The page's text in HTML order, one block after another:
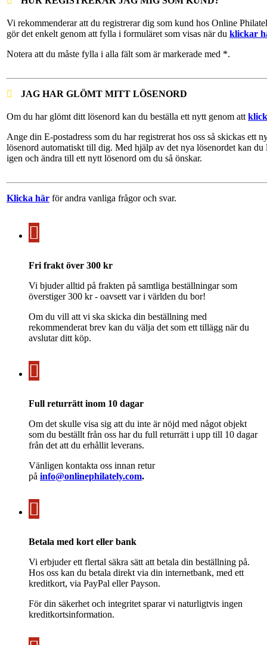
Vi rekommenderar att du registrerar dig som kund hos Online
gör det enkelt genom att fylla i formuläret som visas när du klickar
Notera att du måste fylla i alla fält som är markerade med *.
JAG HAR GLÖMT MITT LÖSENORD
Om du har glömt ditt lösenord kan du beställa ett nytt genom att
Ange din E-postadress som du har registrerat hos oss så skickas ett
lösenord automatiskt till dig. Med hjälp av det nya lösenordet kan du
igen och ändra till ett nytt lösenord om du så önskar.
Klicka här för andra vanliga frågor och svar.
Fri frakt över 300 kr
Vi bjuder alltid på frakten på samtliga beställningar som
överstiger 300 kr - oavsett var i världen du bor!
Om du vill att vi ska skicka din beställning med
rekommenderat brev kan du välja det som ett tillägg när du
avslutar ditt köp.
Full returrätt inom 10 dagar
Om det skulle visa sig att du inte är nöjd med något objekt
som du beställt från oss har du full returrätt i upp till 10 dagar
från det att du erhållit leverans.
Vänligen kontakta oss innan retur
på info@onlinephilately.com.
Betala med kort eller bank
Vi erbjuder ett flertal säkra sätt att betala din beställning på.
Hos oss kan du betala direkt via din internetbank, med ett
kreditkort, via PayPal eller Payson.
För din säkerhet och integritet sparar vi naturligtvis ingen
kreditkortsinformation.